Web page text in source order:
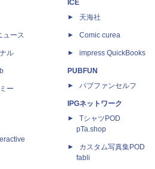
ュース
ル
ー
ICE
天海社
Comic curea
impress QuickBooks
PUBFUN
パブファンセルフ
IPGネットワーク
TシャツPOD
pTa.shop
カスタム写真集POD
fabli